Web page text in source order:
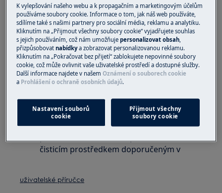
namočené vethanolovém roztoku(70%).
Vyhněte se dezinfekčním prostředkům na
bázi chloru. Používejte pouze v dobře
větraných místnostech.
Jako alternativu k jednorázovým utěrkám:
použijte 2 různé měkké ručníky a poté je
vyperte v pračce s pracím prostředkem při
Účinnost čištění je ovlivněna přítomností
organických látek. Pokud je povrch
znečištěný, doporučujeme jej před
čisticím prostředkem doporučeným v
uživatelské příručce
K vylepšování našeho webu a k propagačním a marketingovým účelům
používáme soubory cookie. Informace o tom, jak náš web používáte,
sdílíme také s našimi partnery pro sociální média, reklamu a analytiku.
Kliknutím na „Přijmout všechny soubory cookie“ vyjadřujete souhlas
s jejich používáním, což nám umožňujepersonalizovat obsah
přizpůsobovatnabídkya zobrazovat personalizovanou reklamu.
Kliknutím na „Pokračovat bez přijetí“ zablokujete nepovinné soubory
cookie, což může ovlivnit vaše uživatelské prostředí a dostupné služby.
Další informace najdete v našemOznámení o souborech cookie
a Prohlášení o ochraně osobních údajů.
Nastavení souborů
cookie
Přijmout všechny
soubory cookie